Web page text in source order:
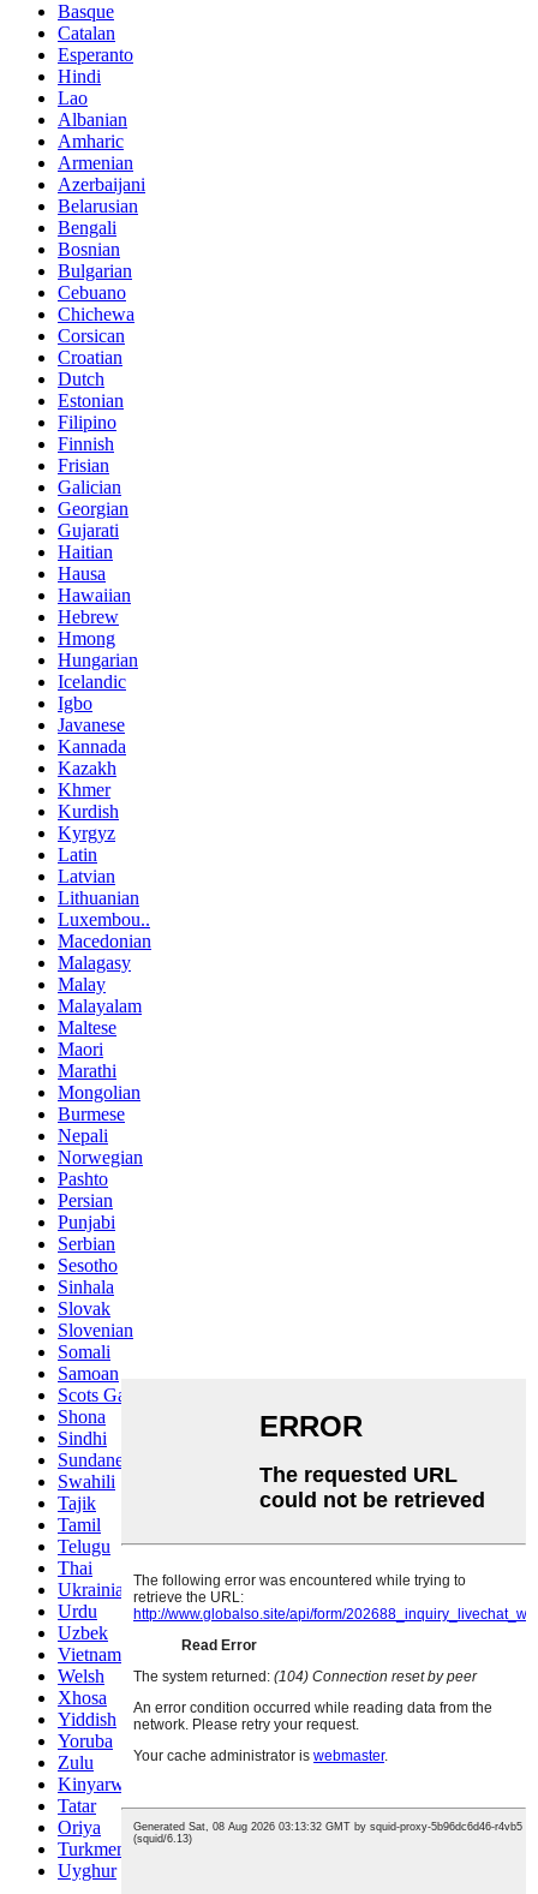
Basque
Catalan
Esperanto
Hindi
Lao
Albanian
Amharic
Armenian
Azerbaijani
Belarusian
Bengali
Bosnian
Bulgarian
Cebuano
Chichewa
Corsican
Croatian
Dutch
Estonian
Filipino
Finnish
Frisian
Galician
Georgian
Gujarati
Haitian
Hausa
Hawaiian
Hebrew
Hmong
Hungarian
Icelandic
Igbo
Javanese
Kannada
Kazakh
Khmer
Kurdish
Kyrgyz
Latin
Latvian
Lithuanian
Luxembou..
Macedonian
Malagasy
Malay
Malayalam
Maltese
Maori
Marathi
Mongolian
Burmese
Nepali
Norwegian
Pashto
Persian
Punjabi
Serbian
Sesotho
Sinhala
Slovak
Slovenian
Somali
Samoan
Scots Gaelic
Shona
Sindhi
Sundanese
Swahili
Tajik
Tamil
Telugu
Thai
Ukrainian
Urdu
Uzbek
Vietnamese
Welsh
Xhosa
Yiddish
Yoruba
Zulu
Kinyarwanda
Tatar
Oriya
Turkmen
Uyghur